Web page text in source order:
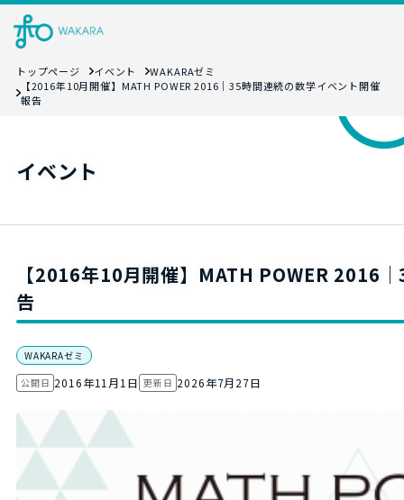
トップページ イベント
WAKARAゼミ
【2016年10月開催】MATH POWER 2016｜35時間連続の数学イベント開催
報告
イベント
【2016年10月開催】MATH POWER 2016
告
WAKARAゼミ
公開日 2016年11月1日 更新日 2026年7月27日